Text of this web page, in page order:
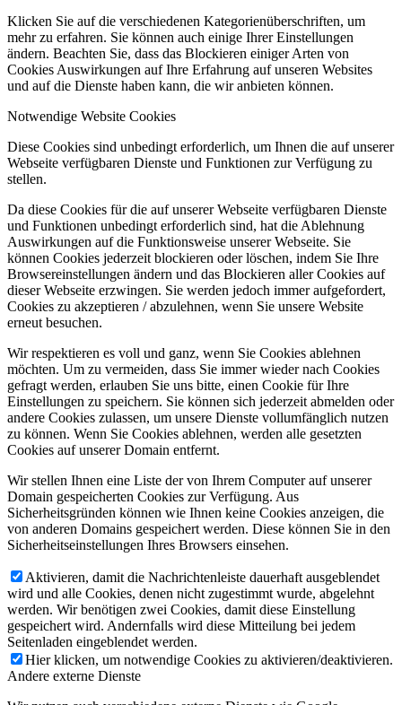
Klicken Sie auf die verschiedenen Kategorienüberschriften, um
mehr zu erfahren. Sie können auch einige Ihrer Einstellungen
ändern. Beachten Sie, dass das Blockieren einiger Arten von
Cookies Auswirkungen auf Ihre Erfahrung auf unseren Websites
und auf die Dienste haben kann, die wir anbieten können.
Notwendige Website Cookies
Diese Cookies sind unbedingt erforderlich, um Ihnen die auf unserer
Webseite verfügbaren Dienste und Funktionen zur Verfügung zu
stellen.
Da diese Cookies für die auf unserer Webseite verfügbaren Dienste
und Funktionen unbedingt erforderlich sind, hat die Ablehnung
Auswirkungen auf die Funktionsweise unserer Webseite. Sie
können Cookies jederzeit blockieren oder löschen, indem Sie Ihre
Browsereinstellungen ändern und das Blockieren aller Cookies auf
dieser Webseite erzwingen. Sie werden jedoch immer aufgefordert,
Cookies zu akzeptieren / abzulehnen, wenn Sie unsere Website
erneut besuchen.
Wir respektieren es voll und ganz, wenn Sie Cookies ablehnen
möchten. Um zu vermeiden, dass Sie immer wieder nach Cookies
gefragt werden, erlauben Sie uns bitte, einen Cookie für Ihre
Einstellungen zu speichern. Sie können sich jederzeit abmelden oder
andere Cookies zulassen, um unsere Dienste vollumfänglich nutzen
zu können. Wenn Sie Cookies ablehnen, werden alle gesetzten
Cookies auf unserer Domain entfernt.
Wir stellen Ihnen eine Liste der von Ihrem Computer auf unserer
Domain gespeicherten Cookies zur Verfügung. Aus
Sicherheitsgründen können wie Ihnen keine Cookies anzeigen, die
von anderen Domains gespeichert werden. Diese können Sie in den
Sicherheitseinstellungen Ihres Browsers einsehen.
Aktivieren, damit die Nachrichtenleiste dauerhaft ausgeblendet
wird und alle Cookies, denen nicht zugestimmt wurde, abgelehnt
werden. Wir benötigen zwei Cookies, damit diese Einstellung
gespeichert wird. Andernfalls wird diese Mitteilung bei jedem
Seitenladen eingeblendet werden.
Hier klicken, um notwendige Cookies zu aktivieren/deaktivieren.
Andere externe Dienste